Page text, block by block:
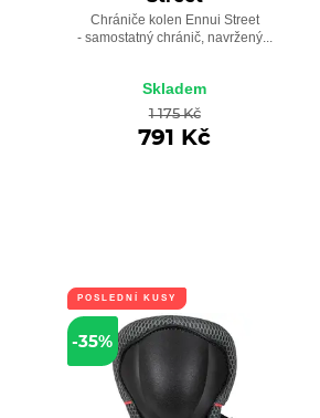
Chrániče kolen Ennui Street
- samostatný chránič, navržený...
Skladem
1 175 Kč
791 Kč
POSLEDNÍ KUSY
-35%